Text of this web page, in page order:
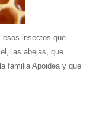
esos insectos que
las abejas, que
familia Apoidea y que